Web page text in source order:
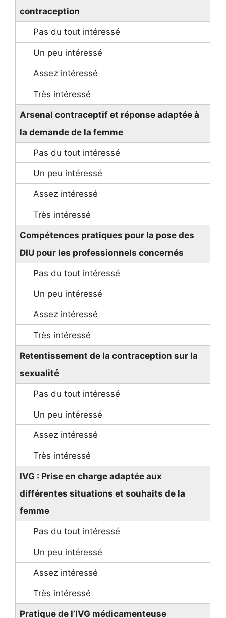
contraception
Arsenal contraceptif et réponse adaptée à
la demande de la femme
Compétences pratiques pour la pose des
DIU pour les professionnels concernés
Retentissement de la contraception sur la
sexualité
IVG : Prise en charge adaptée aux
différentes situations et souhaits de la
femme
Pratique de l’IVG médicamenteuse